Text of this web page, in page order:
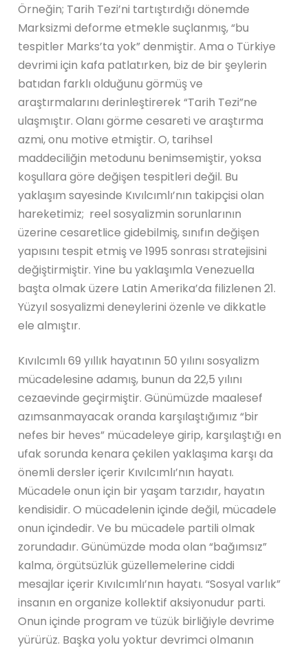
Örneğin; Tarih Tezi’ni tartıştırdığı dönemde
Marksizmi deforme etmekle suçlanmış, “bu
tespitler Marks’ta yok” denmiştir. Ama o Türkiye
devrimi için kafa patlatırken, biz de bir şeylerin
batıdan farklı olduğunu görmüş ve
araştırmalarını derinleştirerek “Tarih Tezi”ne
ulaşmıştır. Olanı görme cesareti ve araştırma
azmi, onu motive etmiştir. O, tarihsel
maddeciliğin metodunu benimsemiştir, yoksa
koşullara göre değişen tespitleri değil. Bu
yaklaşım sayesinde Kıvılcımlı’nın takipçisi olan
hareketimiz; reel sosyalizmin sorunlarının
üzerine cesaretlice gidebilmiş, sınıfın değişen
yapısını tespit etmiş ve 1995 sonrası stratejisini
değiştirmiştir. Yine bu yaklaşımla Venezuella
başta olmak üzere Latin Amerika’da filizlenen 21.
Yüzyıl sosyalizmi deneylerini özenle ve dikkatle
ele almıştır.
Kıvılcımlı 69 yıllık hayatının 50 yılını sosyalizm
mücadelesine adamış, bunun da 22,5 yılını
cezaevinde geçirmiştir. Günümüzde maalesef
azımsanmayacak oranda karşılaştığımız “bir
nefes bir heves” mücadeleye girip, karşılaştığı en
ufak sorunda kenara çekilen yaklaşıma karşı da
önemli dersler içerir Kıvılcımlı’nın hayatı.
Mücadele onun için bir yaşam tarzıdır, hayatın
kendisidir. O mücadelenin içinde değil, mücadele
onun içindedir. Ve bu mücadele partili olmak
zorundadır. Günümüzde moda olan “bağımsız”
kalma, örgütsüzlük güzellemelerine ciddi
mesajlar içerir Kıvılcımlı’nın hayatı. “Sosyal varlık”
insanın en organize kollektif aksiyonudur parti.
Onun içinde program ve tüzük birliğiyle devrime
yürürüz. Başka yolu yoktur devrimci olmanın